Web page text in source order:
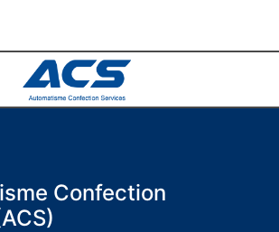
Confection